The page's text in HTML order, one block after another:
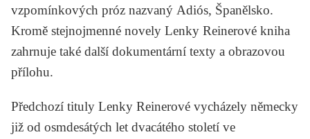
vzpomínkových próz nazvaný Adiós, Španělsko.
Kromě stejnojmenné novely Lenky Reinerové kniha
zahrnuje také další dokumentární texty a obrazovou
přílohu.
Předchozí tituly Lenky Reinerové vycházely německy
již od osmdesátých let dvacátého století ve